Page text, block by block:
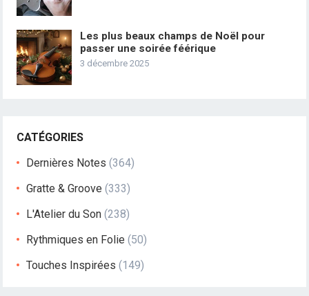
Les plus beaux champs de Noël pour
passer une soirée féérique
3 décembre 2025
CATÉGORIES
Dernières Notes (364)
Gratte & Groove (333)
L'Atelier du Son (238)
Rythmiques en Folie (50)
Touches Inspirées (149)